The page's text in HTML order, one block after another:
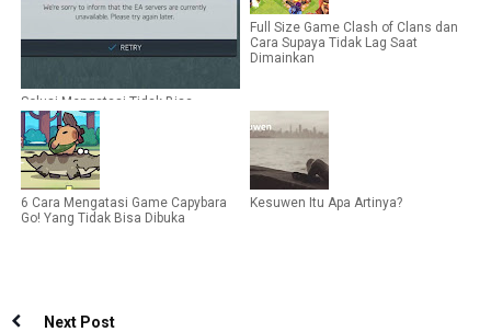
Solusi Mengatasi Tidak Bisa
Terhubung ke Server EA Saat Install
Game
Full Size Game Clash of Clans dan
Cara Supaya Tidak Lag Saat
Dimainkan
6 Cara Mengatasi Game Capybara
Go! Yang Tidak Bisa Dibuka
Kesuwen Itu Apa Artinya?
Next Post